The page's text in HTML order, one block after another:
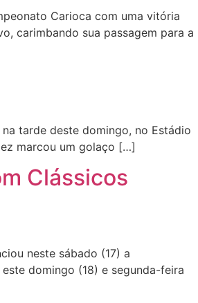
Carioca com uma vitória
carimbando sua passagem para a
tarde deste domingo, no Estádio
marcou um golaço […]
Clássicos
neste sábado (17) a
domingo (18) e segunda-feira